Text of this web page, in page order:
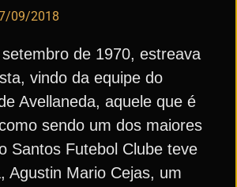
09/2018
de 1970, estreava
vindo da equipe do
Avellaneda, aquele que é
sendo um dos maiores
Santos Futebol Clube teve
Agustin Mario Cejas, um